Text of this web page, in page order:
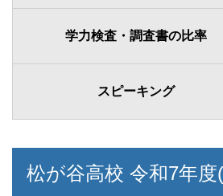
学力検査・調査書の比率
スピーキング
松が谷高校 令和7年度